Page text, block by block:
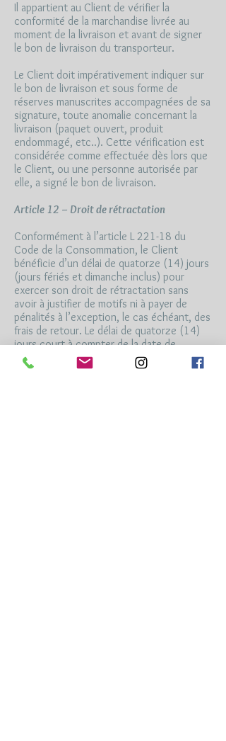
Il appartient au Client de vérifier la
conformité de la marchandise livrée au
moment de la livraison et avant de signer
le bon de livraison du transporteur.
Le Client doit impérativement indiquer sur
le bon de livraison et sous forme de
réserves manuscrites accompagnées de sa
signature, toute anomalie concernant la
livraison (paquet ouvert, produit
endommagé, etc..). Cette vérification est
considérée comme effectuée dès lors que
le Client, ou une personne autorisée par
elle, a signé le bon de livraison.
Article 12 – Droit de rétractation
Conformément à l’article L 221-18 du
Code de la Consommation, le Client
bénéficie d’un délai de quatorze (14) jours
(jours fériés et dimanche inclus) pour
exercer son droit de rétractation sans
avoir à justifier de motifs ni à payer de
pénalités à l’exception, le cas échéant, des
frais de retour. Le délai de quatorze (14)
jours court à compter de la date de
réception des produits commandés.